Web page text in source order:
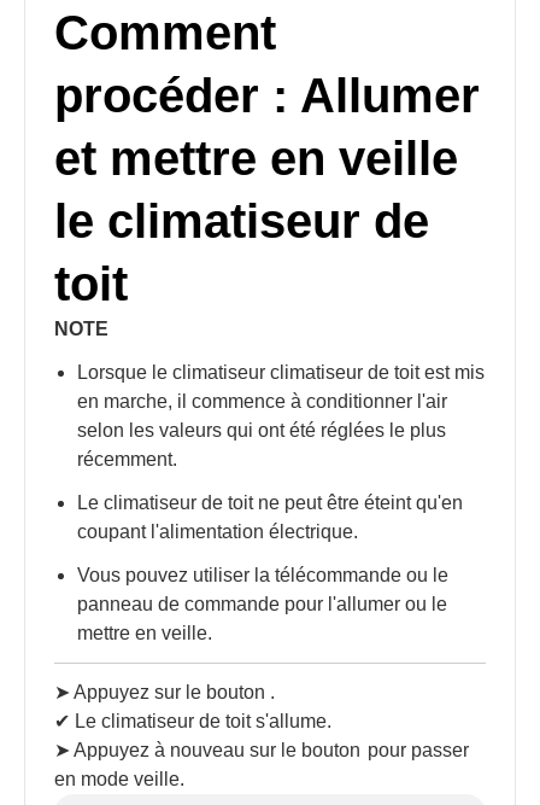
Comment
procéder : Allumer
et mettre en veille
le climatiseur de
toit
NOTE
Lorsque le climatiseur climatiseur de toit est mis
en marche, il commence à conditionner l'air
selon les valeurs qui ont été réglées le plus
récemment.
Le climatiseur de toit ne peut être éteint qu'en
coupant l'alimentation électrique.
Vous pouvez utiliser la télécommande ou le
panneau de commande pour l'allumer ou le
mettre en veille.
➤ Appuyez sur le bouton .
✔ Le climatiseur de toit s'allume.
➤ Appuyez à nouveau sur le bouton pour passer
en mode veille.